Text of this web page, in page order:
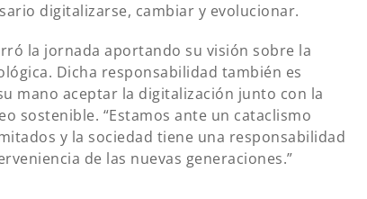
digitalizarse, cambiar y evolucionar.
la jornada aportando su visión sobre la
Dicha responsabilidad también es
mano aceptar la digitalización junto con la
sostenible. “Estamos ante un cataclismo
y la sociedad tiene una responsabilidad
de las nuevas generaciones.”